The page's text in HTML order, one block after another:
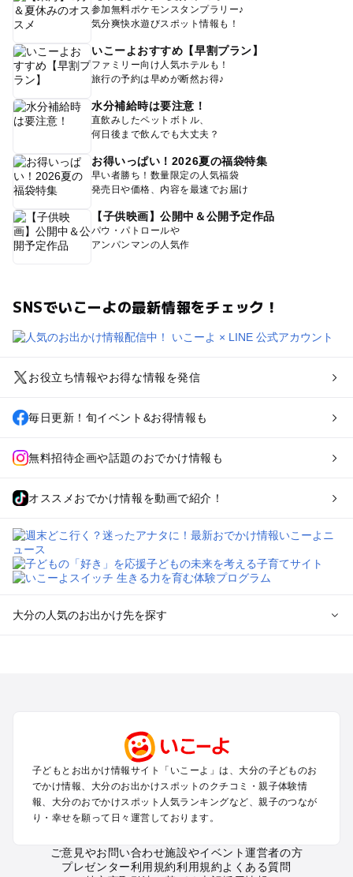
参加無料ポケモンスタンプラリー♪
気分爽快水遊びスポット情報も！
いこーよおすすめ【早割プラン】
ファミリー向け人気ホテルも！
旅行の予約は早めが断然お得♪
水分補給時は要注意！
直飲みしたペットボトル、
何日後まで飲んでも大丈夫？
お得いっぱい！2026夏の福袋特集
早い者勝ち！数量限定の人気福袋
発売日や価格、内容を最速でお届け
【子供映画】公開中＆公開予定作品
パウ・パトロールや
アンパンマンの人気作
SNSでいこーよの最新情報をチェック！
お役立ち情報やお得な情報を発信
毎日更新！旬イベント&お得情報も
無料招待企画や話題のおでかけ情報も
オススメおでかけ情報を動画で紹介！
大分の人気のお出かけ先を探す
中津・国東のプールお出かけ
九重・久住・竹田・長湯のプールお出かけ
大分の定番お出かけスポット
大分の遊園地
大分のバーベキュー
大分の釣り
子どもとお出かけ情報サイト「いこーよ」は、大分の子どものお
でかけ情報、大分のお出かけスポットのクチコミ・親子体験情
報、大分のおでかけスポット人気ランキングなど、親子のつなが
り・幸せを願って日々運営しております。
ご意見やお問い合わせ施設やイベント運営者の方
プレゼンター利用規約利用規約よくある質問